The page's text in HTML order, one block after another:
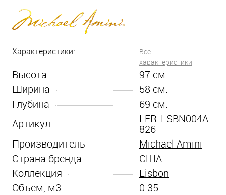
Характеристики:
Все
характеристики
Высота 97 см.
Ширина
58 см.
Глубина
69 см.
Артикул
LFR-LSBN004A-
826
Производитель
Michael Amini
Страна бренда
США
Коллекция
Lisbon
Объем, м3
0.35